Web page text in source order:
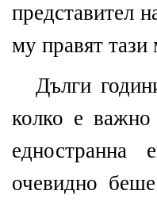
представител
му правят тази
Дълги
колко е важно
едностранна
очевидно